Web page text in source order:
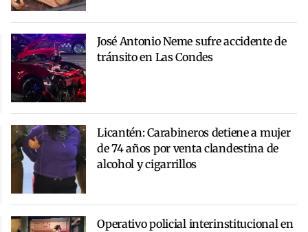
José Antonio Neme sufre accidente de
tránsito en Las Condes
Licantén: Carabineros detiene a mujer
de 74 años por venta clandestina de
alcohol y cigarrillos
Operativo policial interinstitucional en